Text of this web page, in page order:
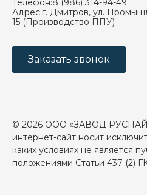
Телефон:8 (986) 314-94-49
Адрес:г. Дмитров, ул.
15 (Производство ППУ)
Заказать звонок
© 2026 ООО «ЗАВОД
интернет-сайт носит
каких условиях не является
положениями Статьи 437 (2)